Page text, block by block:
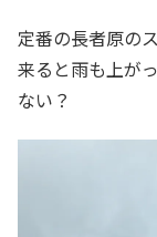
定番の長者原の
来ると雨も上が
ない？